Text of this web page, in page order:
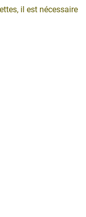
il est nécessaire